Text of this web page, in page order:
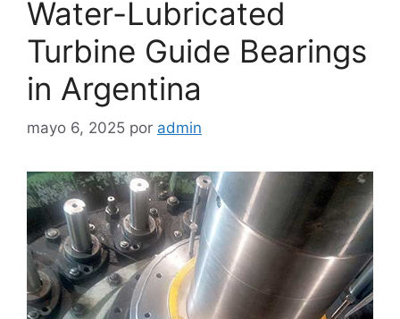
Water-Lubricated
Turbine Guide Bearings
in Argentina
mayo 6, 2025 por admin